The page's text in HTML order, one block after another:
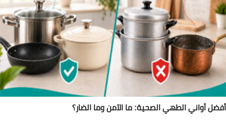
أواني الطهي الصحية: ما الآمن وما الضار؟